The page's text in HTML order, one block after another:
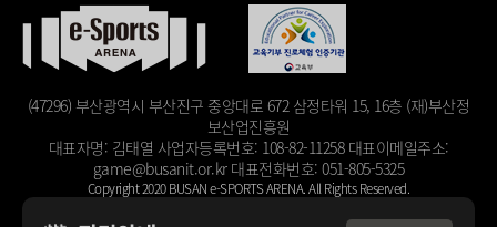
(47296) 부산광역시 부산진구 중앙대로 672 삼정타워 15, 16층 (재)부산정
보산업진흥원
대표자명: 김태열 사업자등록번호: 108-82-11258 대표이메일주소:
game@busanit.or.kr 대표전화번호: 051-805-5325
Copyright 2020 BUSAN e-SPORTS ARENA. All Rights Reserved.